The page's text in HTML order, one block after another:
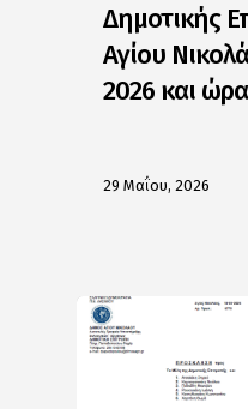
Δημοτικής
Αγίου
2026 και
29 Μαΐου, 2026